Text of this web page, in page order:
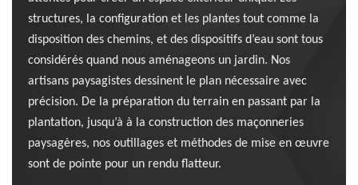
structures, la configuration et les plantes tout comme la
disposition des chemins, et des dispositifs d’eau sont tous
considérés quand nous aménageons un jardin. Nos
artisans paysagistes dessinent le plan nécessaire avec
précision. De la préparation du terrain en passant par la
plantation, jusqu’à à la construction des maçonneries
paysagères, nos outillages et méthodes de mise en œuvre
sont de pointe pour un rendu flatteur.